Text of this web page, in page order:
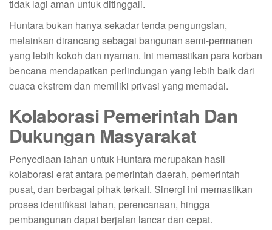
tidak lagi aman untuk ditinggali.
Huntara bukan hanya sekadar tenda pengungsian,
melainkan dirancang sebagai bangunan semi-permanen
yang lebih kokoh dan nyaman. Ini memastikan para korban
bencana mendapatkan perlindungan yang lebih baik dari
cuaca ekstrem dan memiliki privasi yang memadai.
Kolaborasi Pemerintah Dan
Dukungan Masyarakat
Penyediaan lahan untuk Huntara merupakan hasil
kolaborasi erat antara pemerintah daerah, pemerintah
pusat, dan berbagai pihak terkait. Sinergi ini memastikan
proses identifikasi lahan, perencanaan, hingga
pembangunan dapat berjalan lancar dan cepat.